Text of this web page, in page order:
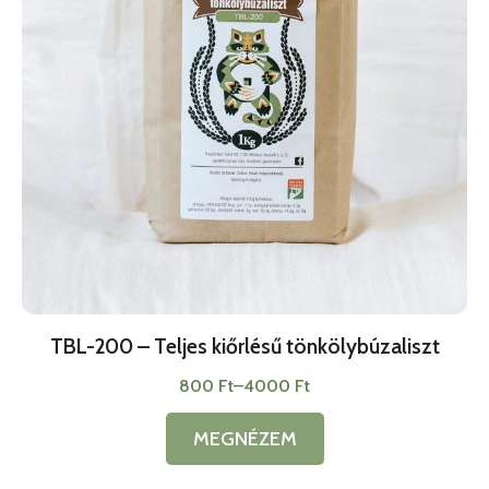
TBL-200 – Teljes kiőrlésű tönkölybúzaliszt
800 Ft–4000 Ft
Ártartomány:
800 Ft
-
MEGNÉZEM
Ennek
a